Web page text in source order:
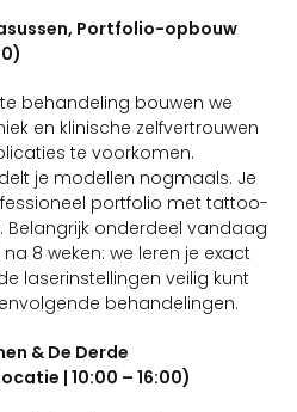
Portfolio-opbouw
behandeling bouwen we
en klinische zelfvertrouwen
te voorkomen.
je modellen nogmaals. Je
portfolio met tattoo-
onderdeel vandaag
8 weken: we leren je exact
laserinstellingen veilig kunt
behandelingen.
& De Derde
| 10:00 – 16:00)